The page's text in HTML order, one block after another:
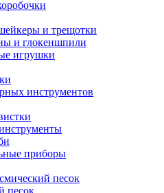
и трещотки
и глокеншпили
игрушки
инструментов
приборы
песок